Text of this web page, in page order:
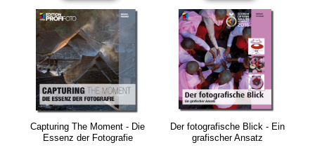
Capturing The Moment - Die
Essenz der Fotografie
Der fotografische Blick - Ein
grafischer Ansatz